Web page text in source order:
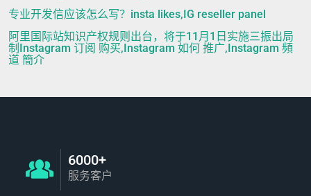
专业开发信应该怎么写？insta likes,IG reseller panel
阿里国际站知识产权规则出台，将于11月1日实施三振出局
制Instagram 订阅 购买,Instagram 如何 推广,Instagram 頻
道 簡介
6000+
服务客户